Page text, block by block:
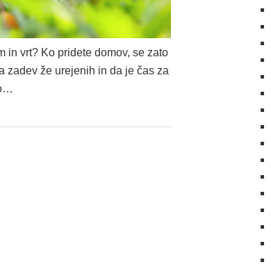
in vrt? Ko pridete domov, se zato
zadev že urejenih in da je čas za